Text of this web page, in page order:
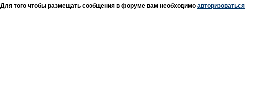
Для того чтобы размещать сообщения в форуме вам необходимо авторизоваться